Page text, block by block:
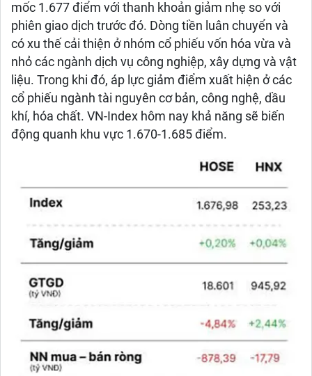
mốc 1.677 điểm với thanh khoản giảm nhẹ so với
phiên giao dịch trước đó. Dòng tiền luân chuyển và
có xu thế cải thiện ở nhóm cổ phiếu vốn hóa vừa và
nhỏ các ngành dịch vụ công nghiệp, xây dựng và vật
liệu. Trong khi đó, áp lực giảm điểm xuất hiện ở các
cổ phiếu ngành tài nguyên cơ bản, công nghệ, dầu
khí, hóa chất. VN-Index hôm nay khả năng sẽ biến
động quanh khu vực 1.670-1.685 điểm.